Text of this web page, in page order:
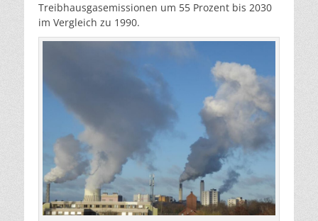
Treibhausgasemissionen um 55 Prozent bis 2030
im Vergleich zu 1990.